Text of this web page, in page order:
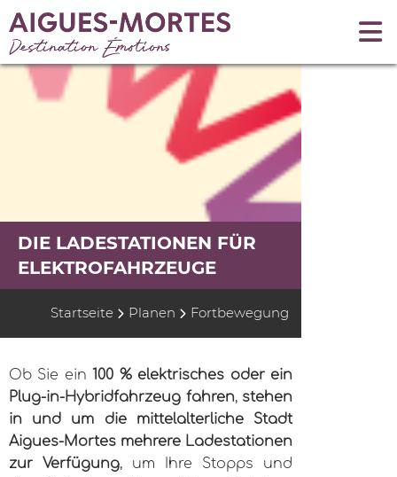
DIE LADESTATIONEN FÜR
ELEKTROFAHRZEUGE
Startseite Planen Fortbewegung
Ob Sie ein100 % elektrisches oder ein
Plug-in-Hybridfahrzeug fahren, stehen
in und um die mittelalterliche Stadt
Aigues-Mortes mehrere Ladestationen
zur Verfügung, um Ihre Stopps und